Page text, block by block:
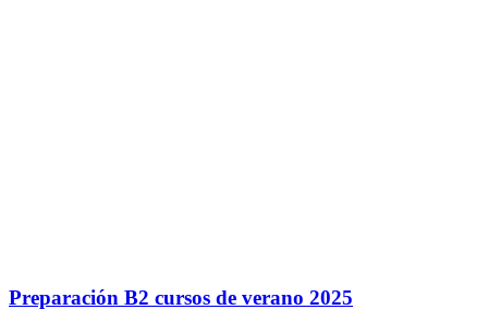
Preparación B2 cursos de verano 2025